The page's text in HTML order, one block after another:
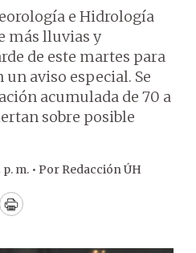
e Hidrología
más lluvias y
de este martes para
un aviso especial. Se
acumulada de 70 a
sobre posible
m. • Por Redacción ÚH
Print